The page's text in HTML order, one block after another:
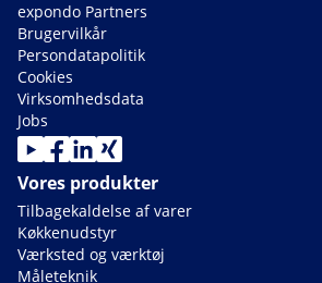
expondo Partners
Brugervilkår
Persondatapolitik
Cookies
Virksomhedsdata
Jobs
Vores produkter
Tilbagekaldelse af varer
Køkkenudstyr
Værksted og værktøj
Måleteknik